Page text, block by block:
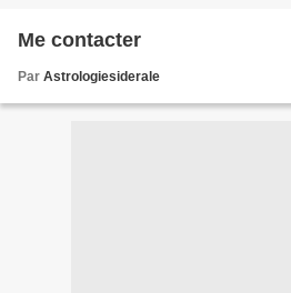
Me contacter
Par Astrologiesiderale